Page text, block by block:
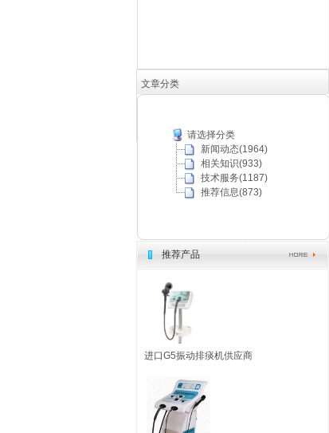
文章分类
推荐产品
进口G5振动排痰机供应商
请选择分类
新闻动态(1964)
相关知识(933)
技术服务(1187)
推荐信息(873)